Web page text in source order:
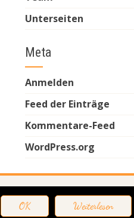
Unterseiten
Meta
Anmelden
Feed der Einträge
Kommentare-Feed
WordPress.org
Impressum Datenschutz
OK Weiterlesen